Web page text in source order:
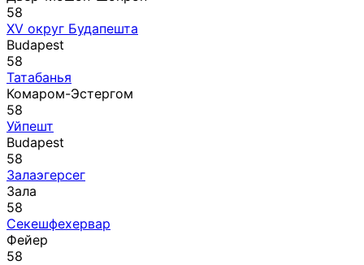
58
XV округ Будапешта
Budapest
58
Татабанья
Комаром-Эстергом
58
Уйпешт
Budapest
58
Залаэгерсег
Зала
58
Секешфехервар
Фейер
58